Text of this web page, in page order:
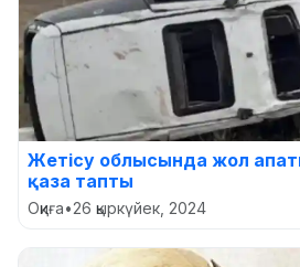
Жетісу облысында жол
қаза тапты
Оқиға•26 қыркүйек, 2024